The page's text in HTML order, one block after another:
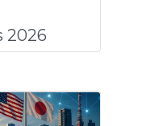
2026